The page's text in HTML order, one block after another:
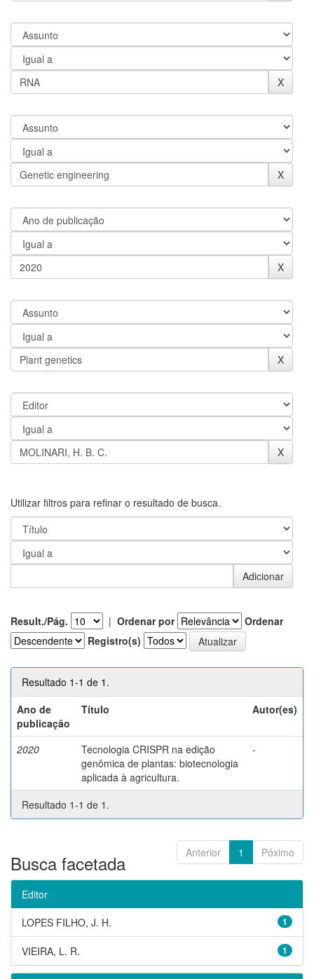
Utilizar filtros para refinar o resultado de busca.
Result./Pág. | Ordenar por
Ordenar
Registro(s)
Resultado 1-1 de 1.
Ano de
publicação
Título Autor(es)
2020
Tecnologia CRISPR na edição
genômica de plantas: biotecnologia
aplicada à agricultura.
-
Resultado 1-1 de 1.
Anterior 1 Póximo
Busca facetada
Editor
1
LOPES FILHO, J. H.
1
VIEIRA, L. R.